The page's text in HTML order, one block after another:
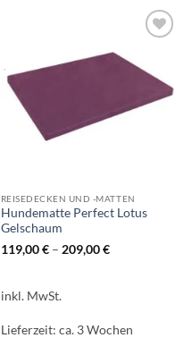
Wunschliste
REISEDECKEN UND -MATTEN
Hundematte Perfect Lotus
Gelschaum
119,00€– 209,00€
inkl. MwSt.
Lieferzeit: ca. 3 Wochen